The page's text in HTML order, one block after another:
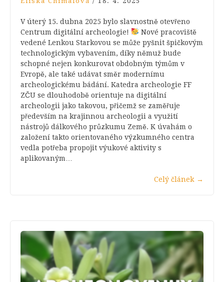
V úterý 15. dubna 2025 bylo slavnostně otevřeno
Centrum digitální archeologie!
Nové pracoviště
vedené Lenkou Starkovou se může pyšnit špičkovým
technologickým vybavením, díky němuž bude
schopné nejen konkurovat obdobným týmům v
Evropě, ale také udávat směr modernímu
archeologickému bádání. Katedra archeologie FF
ZČU se dlouhodobě orientuje na digitální
archeologii jako takovou, přičemž se zaměřuje
především na krajinnou archeologii a využití
nástrojů dálkového průzkumu Země. K úvahám o
založení takto orientovaného výzkumného centra
vedla potřeba propojit výukové aktivity s
aplikovaným…
Celý článek →